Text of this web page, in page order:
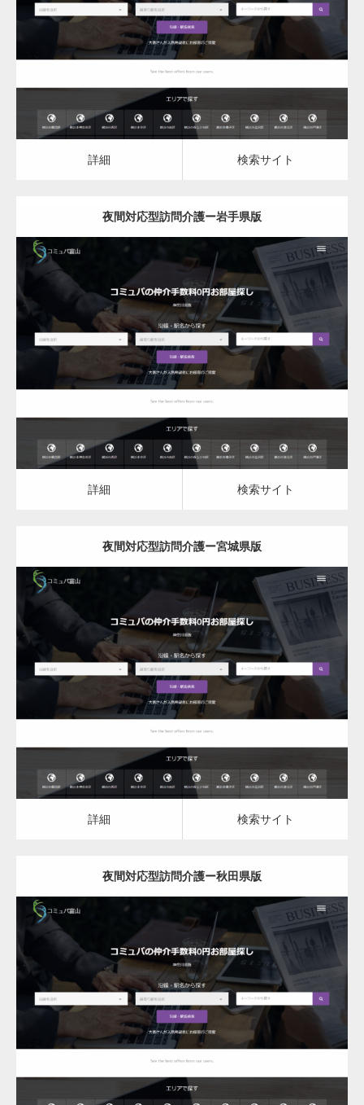
夜間対応型訪問介護
詳細 検索サイト
詳細 検索サイト
夜間対応型訪問介護ー岩手県版
更新日： 2023.03.08
夜間対応型訪問介護
詳細 検索サイト
詳細 検索サイト
夜間対応型訪問介護ー宮城県版
更新日： 2023.03.08
夜間対応型訪問介護
詳細 検索サイト
詳細 検索サイト
夜間対応型訪問介護ー秋田県版
更新日： 2023.03.08
夜間対応型訪問介護
詳細 検索サイト